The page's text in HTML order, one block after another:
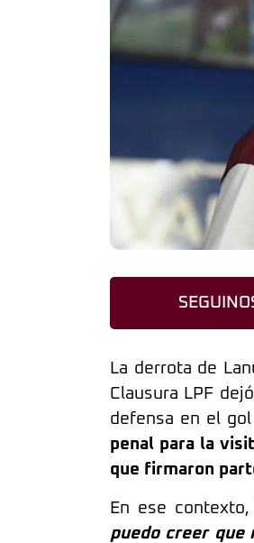
La derrota de
Clausura LPF
defensa en el
penal para la
que firmaron
En ese contexto,
puedo creer que